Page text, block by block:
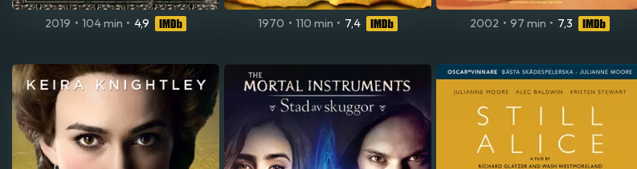
2019 • 104 min • 4,9 1970 • 110 min • 7,4 2002 • 97 min • 7,3